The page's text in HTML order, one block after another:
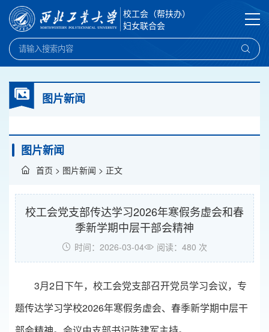
校工会（帮扶办）
妇女联合会
图片新闻
图片新闻
首页 > 图片新闻 > 正文
校工会党支部传达学习2026年寒假务虚会和春
季新学期中层干部会精神
时间：2026-03-04 阅读： 480 次
3月2日下午，校工会党支部召开党员学习会议，专
题传达学习学校2026年寒假务虚会、春季新学期中层干